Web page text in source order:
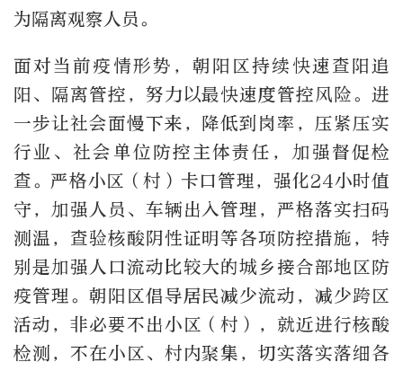
为隔离观察人员。
面对当前疫情形势，朝阳区持续快速查阳追
阳、隔离管控，努力以最快速度管控风险。进
一步让社会面慢下来，降低到岗率，压紧压实
行业、社会单位防控主体责任，加强督促检
查。严格小区（村）卡口管理，强化24小时值
守，加强人员、车辆出入管理，严格落实扫码
测温，查验核酸阴性证明等各项防控措施，特
别是加强人口流动比较大的城乡接合部地区防
疫管理。朝阳区倡导居民减少流动，减少跨区
活动，非必要不出小区（村），就近进行核酸
检测，不在小区、村内聚集，切实落实落细各